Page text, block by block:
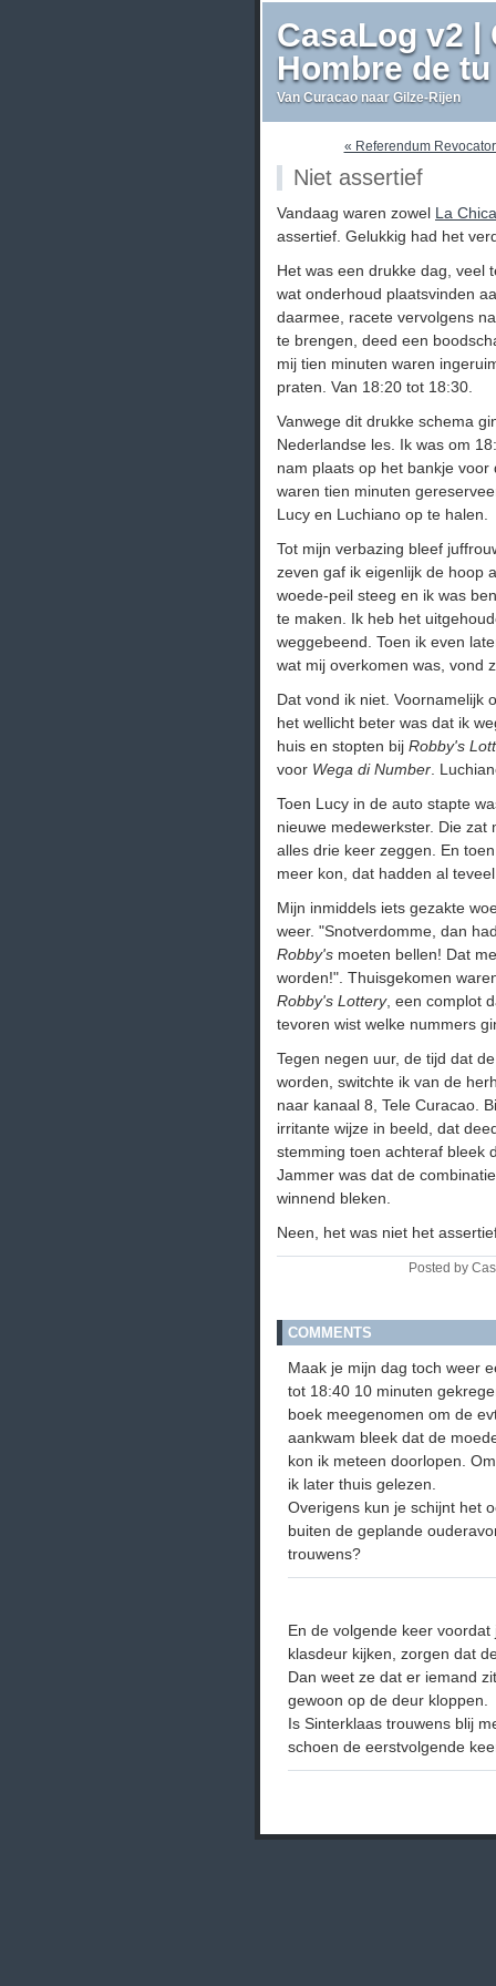
CasaLog v2 |
Hombre de tu
Van Curacao naar Gilze-Rijen
« Referendum
Niet assertief
Vandaag waren zowel La
assertief. Gelukkig had het
Het was een drukke dag, veel
wat onderhoud plaatsvinden
daarmee, racete vervolgens
te brengen, deed een
mij tien minuten waren
praten. Van 18:20 tot 18:30.
Vanwege dit drukke schema
Nederlandse les. Ik was om
nam plaats op het bankje
waren tien minuten
Lucy en Luchiano op te halen.
Tot mijn verbazing bleef
zeven gaf ik eigenlijk de hoop
woede-peil steeg en ik was
te maken. Ik heb het
weggebeend. Toen ik even
wat mij overkomen was, vond
Dat vond ik niet. Voornamelijk
het wellicht beter was dat ik
huis en stopten bij Robby's
voor Wega di Number .
Toen Lucy in de auto stapte
nieuwe medewerkster. Die
alles drie keer zeggen. En
meer kon, dat hadden al
Mijn inmiddels iets gezakte
weer. "Snotverdomme, dan
Robby's moeten bellen! Dat
worden!". Thuisgekomen
Robby's Lottery, een complot
tevoren wist welke nummers
Tegen negen uur, de tijd dat
worden, switchte ik van de
naar kanaal 8, Tele Curacao.
irritante wijze in beeld, dat
stemming toen achteraf bleek
Jammer was dat de
winnend bleken.
Neen, het was niet het
Posted by
COMMENTS
Maak je mijn dag toch weer
tot 18:40 10 minuten
boek meegenomen om de
aankwam bleek dat de
kon ik meteen doorlopen.
ik later thuis gelezen.
Overigens kun je schijnt het
buiten de geplande
trouwens?
En de volgende keer
klasdeur kijken, zorgen dat
Dan weet ze dat er iemand
gewoon op de deur kloppen.
Is Sinterklaas trouwens blij
schoen de eerstvolgende